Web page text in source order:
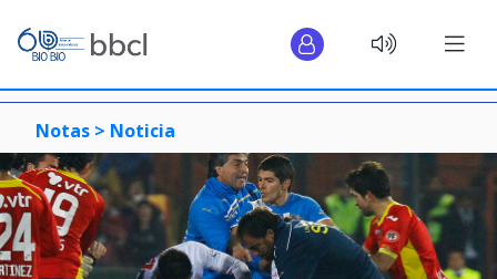
Notas > Noticia